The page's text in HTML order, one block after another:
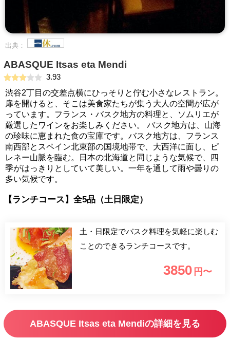
出典：
ABASQUE Itsas eta Mendi
3.93
渋谷2丁目の交差点横にひっそりと佇む小さなレストラン。
扉を開けると、そこは美食家たちが集う大人の空間が広が
っています。フランス・バスク地方の料理と、ソムリエが
厳選したワインをお楽しみください。 バスク地方は、山海
の珍味に恵まれた食の宝庫です。バスク地方は、フランス
南西部とスペイン北東部の国境地帯で、大西洋に面し、ピ
レネー山脈を臨む。日本の北海道と同じような気候で、四
季がはっきりとしていて美しい。一年を通して雨や曇りの
多い気候です。
【ランチコース】全5品（土日限定）
土・日限定でバスク料理を気軽に楽しむ
ことのできるランチコースです。
3850 円〜
ABASQUE Itsas eta Mendiの詳細を見る